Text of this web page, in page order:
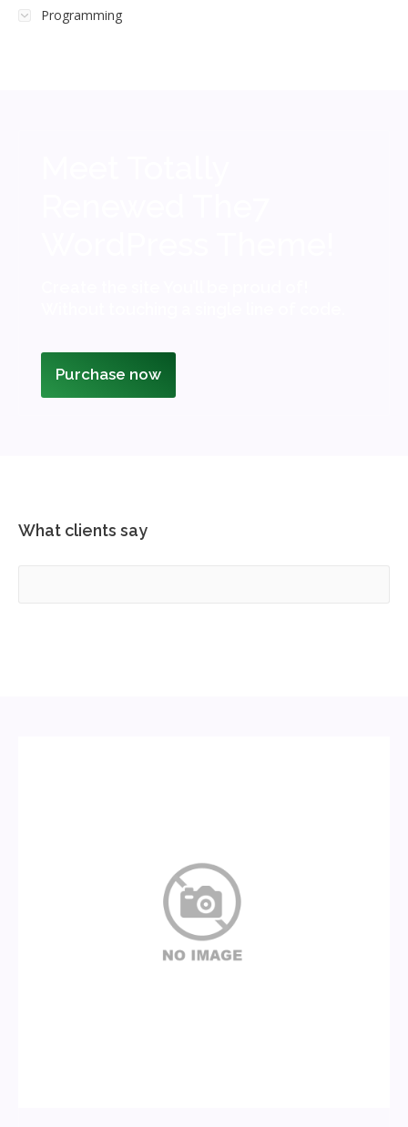
Programming
Purchase now
What clients say